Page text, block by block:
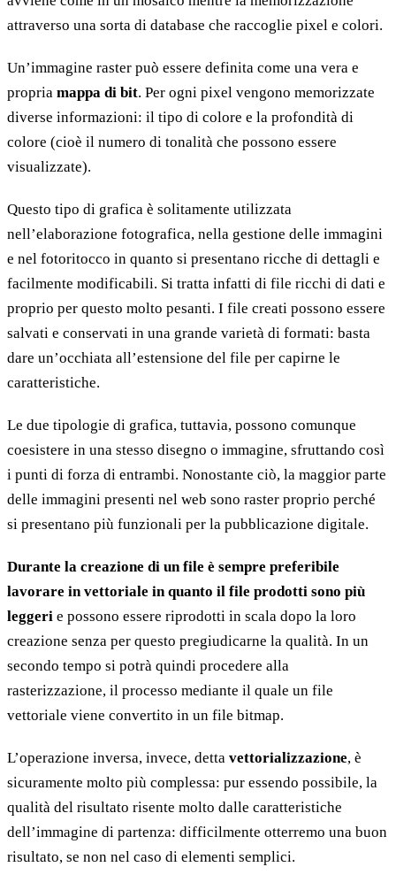
attraverso una sorta di database che raccoglie pixel e colori.
Un’immagine raster può essere definita come una vera e
propria mappa di bit. Per ogni pixel vengono memorizzate
diverse informazioni: il tipo di colore e la profondità di
colore (cioè il numero di tonalità che possono essere
visualizzate).
Questo tipo di grafica è solitamente utilizzata
nell’elaborazione fotografica, nella gestione delle immagini
e nel fotoritocco in quanto si presentano ricche di dettagli e
facilmente modificabili. Si tratta infatti di file ricchi di dati e
proprio per questo molto pesanti. I file creati possono essere
salvati e conservati in una grande varietà di formati: basta
dare un’occhiata all’estensione del file per capirne le
caratteristiche.
Le due tipologie di grafica, tuttavia, possono comunque
coesistere in una stesso disegno o immagine, sfruttando così
i punti di forza di entrambi. Nonostante ciò, la maggior parte
delle immagini presenti nel web sono raster proprio perché
si presentano più funzionali per la pubblicazione digitale.
Durante la creazione di un file è sempre preferibile
lavorare in vettoriale in quanto il file prodotti sono più
leggeri e possono essere riprodotti in scala dopo la loro
creazione senza per questo pregiudicarne la qualità. In un
secondo tempo si potrà quindi procedere alla
rasterizzazione, il processo mediante il quale un file
vettoriale viene convertito in un file bitmap.
L’operazione inversa, invece, detta vettorializzazione, è
sicuramente molto più complessa: pur essendo possibile, la
qualità del risultato risente molto dalle caratteristiche
dell’immagine di partenza: difficilmente otterremo una buon
risultato, se non nel caso di elementi semplici.